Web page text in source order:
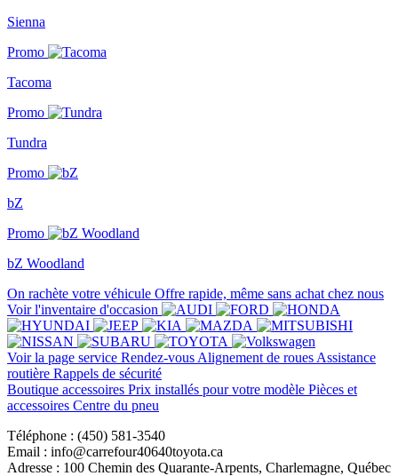
Sienna
Promo
Tacoma
Promo
Tundra
Promo
bZ
Promo
bZ Woodland
On rachète votre véhicule Offre rapide, même sans achat chez nous
Voir l'inventaire d'occasion
Voir la page service Rendez-vous Alignement de roues Assistance
routière Rappels de sécurité
Boutique accessoires Prix installés pour votre modèle Pièces et
accessoires Centre du pneu
Téléphone : (450) 581-3540
Email : info@carrefour40640toyota.ca
Adresse : 100 Chemin des Quarante-Arpents, Charlemagne, Québec